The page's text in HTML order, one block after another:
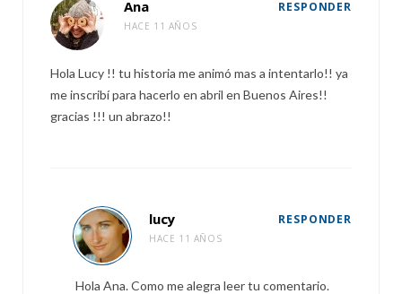
Ana
HACE 11 AÑOS
RESPONDER
Hola Lucy !! tu historia me animó mas a intentarlo!! ya
me inscribí para hacerlo en abril en Buenos Aires!!
gracias !!! un abrazo!!
lucy
HACE 11 AÑOS
RESPONDER
Hola Ana. Como me alegra leer tu comentario.